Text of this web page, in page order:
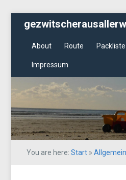
About Route
Impressum
You are here:Start »Allgemein